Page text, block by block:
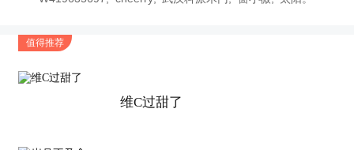
值得推荐
维C过甜了